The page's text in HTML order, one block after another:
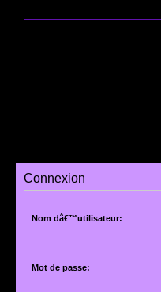
Connexion
Nom dâ€™utilisateur:
Mot de passe: